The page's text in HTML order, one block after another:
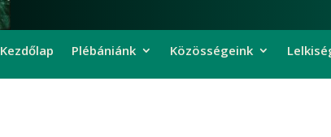
Kezdőlap Plébániánk Közösségeink